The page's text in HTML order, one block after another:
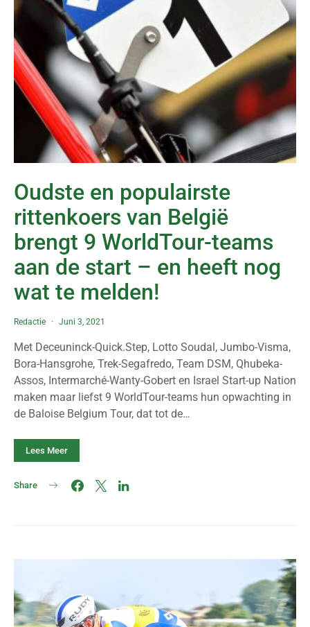
Oudste en populairste
rittenkoers van België
brengt 9 WorldTour-teams
aan de start – en heeft nog
wat te melden!
Redactie Juni 3, 2021
Met Deceuninck-Quick.Step, Lotto Soudal, Jumbo-Visma,
Bora-Hansgrohe, Trek-Segafredo, Team DSM, Qhubeka-
Assos, Intermarché-Wanty-Gobert en Israel Start-up Nation
maken maar liefst 9 WorldTour-teams hun opwachting in
de Baloise Belgium Tour, dat tot de…
Lees Meer
Share